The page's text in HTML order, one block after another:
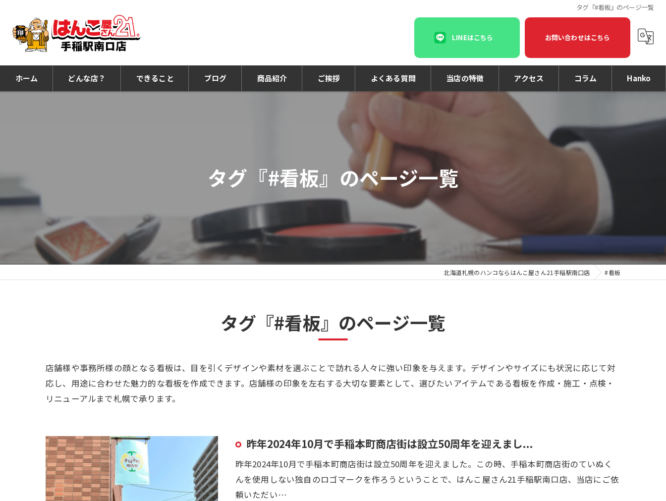
タグ『#看板』のページ一覧
LINEはこちら お問い合わせはこちら
ホーム どんな店？ できること ブログ 商品紹介 ご挨拶 よくある質問 当店の特徴
印鑑
個人事業主
法人
アクセス コラム Hanko
タグ『#看板』のページ一覧
北海道札幌のハンコならはんこ屋さん21手稲駅南口店 #看板
タグ『#看板』のページ一覧
店舗様や事務所様の顔となる看板は、目を引くデザインや素材を選ぶことで訪れる人々に強い印象を与えます。デザインやサイズにも状況に応じて対
応し、用途に合わせた魅力的な看板を作成できます。店舗様の印象を左右する大切な要素として、選びたいアイテムである看板を作成・施工・点検・
リニューアルまで札幌で承ります。
昨年2024年10月で手稲本町商店街は設立50周年を迎えまし...
昨年2024年10月で手稲本町商店街は設立50周年を迎えました。この時、手稲本町商店街のていぬく
んを使用しない独自のロゴマークを作ろうということで、はんこ屋さん21手稲駅南口店、当店にご依
頼いただい…